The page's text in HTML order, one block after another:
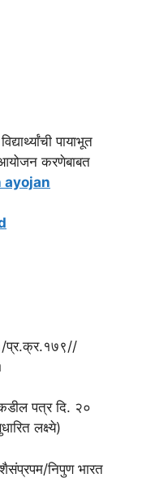
पायाभूत
करणेबाबत
ayojan
प्र.क्र.१७९//
पत्र दि. २०
लक्ष्ये)
निपुण भारत